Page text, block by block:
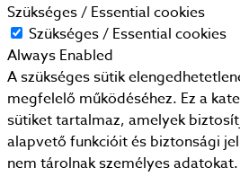
Szükséges / Essential cookies
Szükséges / Essential cookies
Always Enabled
A szükséges sütik
megfelelő működéséhez. Ez a
sütiket tartalmaz, amelyek
alapvető funkcióit és biztonsági
nem tárolnak személyes adatokat.